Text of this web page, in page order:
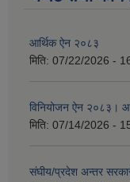
आर्थिक ऐन २०८३
मिति: 07/22/2026 -
विनियोजन ऐन २०८३।
मिति: 07/14/2026 -
संघीय/प्रदेश अन्तर